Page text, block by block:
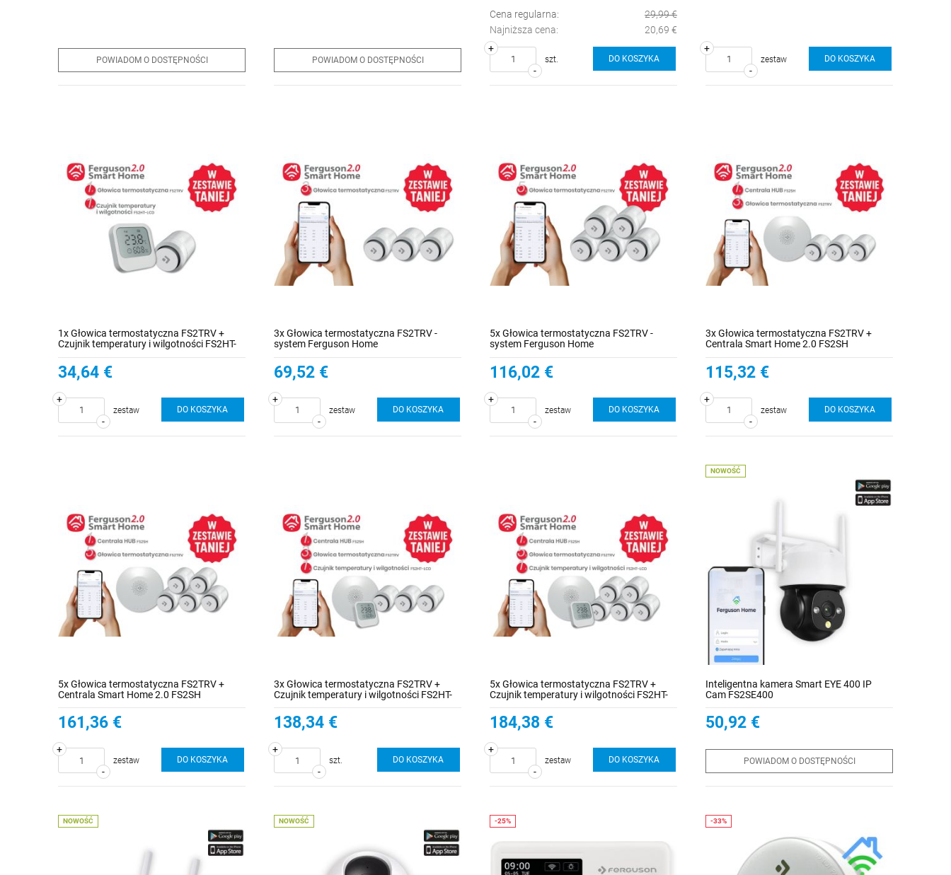
POWIADOM O DOSTĘPNOŚCI POWIADOM O DOSTĘPNOŚCI
Cena regularna:
29,99 €
Najniższa cena:
20,69 €
-
+
szt. DO KOSZYKA
-
+
zestaw DO KOSZYKA
1x Głowica termostatyczna FS2TRV +
Czujnik temperatury i wilgotności FS2HT-
34,64 €
-
+
zestaw DO KOSZYKA
3x Głowica termostatyczna FS2TRV -
system Ferguson Home
69,52 €
-
+
zestaw DO KOSZYKA
5x Głowica termostatyczna FS2TRV -
system Ferguson Home
116,02 €
-
+
zestaw DO KOSZYKA
3x Głowica termostatyczna FS2TRV +
Centrala Smart Home 2.0 FS2SH
115,32 €
-
+
zestaw DO KOSZYKA
5x Głowica termostatyczna FS2TRV +
Centrala Smart Home 2.0 FS2SH
161,36 €
-
+
zestaw DO KOSZYKA
3x Głowica termostatyczna FS2TRV +
Czujnik temperatury i wilgotności FS2HT-
LCD + Centrala Smart Home 2.0 FS2SH
138,34 €
-
+
szt. DO KOSZYKA
5x Głowica termostatyczna FS2TRV +
Czujnik temperatury i wilgotności FS2HT-
LCD + Centrala Smart Home 2.0 FS2SH
184,38 €
-
+
zestaw DO KOSZYKA
Inteligentna kamera Smart EYE 400 IP
Cam FS2SE400
50,92 €
POWIADOM O DOSTĘPNOŚCI
NOWOŚĆ
NOWOŚĆ NOWOŚĆ